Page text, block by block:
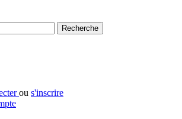
Recherche
ou s'inscrire